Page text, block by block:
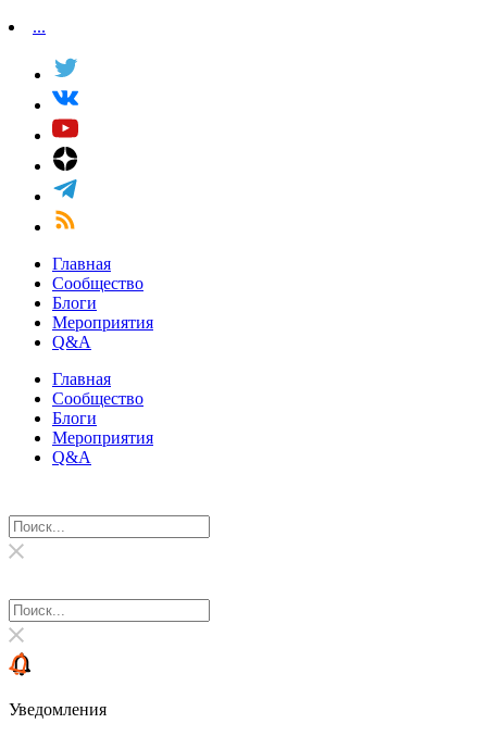
...
Главная
Сообщество
Блоги
Мероприятия
Q&A
Главная
Сообщество
Блоги
Мероприятия
Q&A
Уведомления